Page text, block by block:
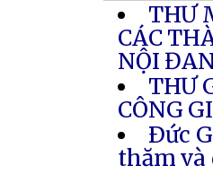
THƯ
CÁC
NỘI
THƯ
CÔNG
Ðức
thăm và